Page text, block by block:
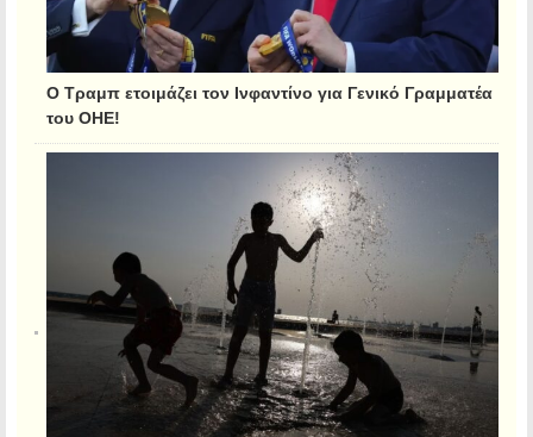
Ο Τραμπ ετοιμάζει τον Ινφαντίνο για Γενικό Γραμματέα
του ΟΗΕ!